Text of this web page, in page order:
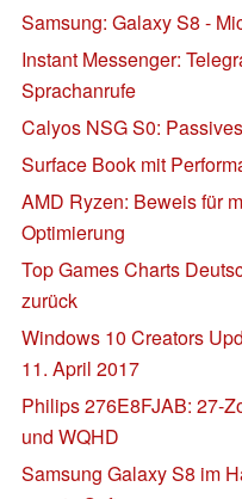
Samsung: Galaxy S8 -
Instant Messenger:
Sprachanrufe
Calyos NSG S0:
Surface Book mit
AMD Ryzen: Beweis für
Optimierung
Top Games Charts
zurück
Windows 10 Creators
11. April 2017
Philips 276E8FJAB: 27-
und WQHD
Samsung Galaxy S8 im